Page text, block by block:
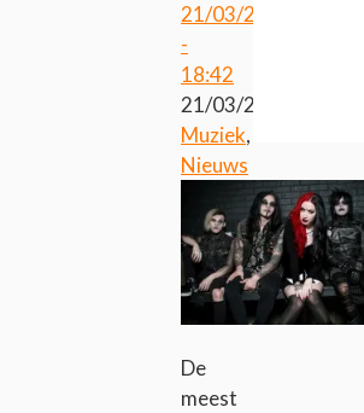
21/03/2016
-
18:42
21/03/2016
Muziek,
Nieuws
De
meest